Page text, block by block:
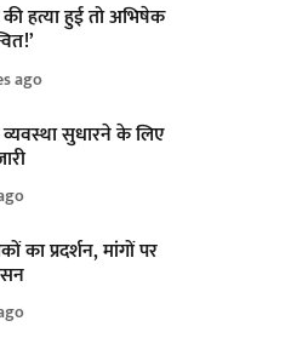
की हत्या हुई तो अभिषेक
ago
सुधारने के लिए
का प्रदर्शन, मांगों पर